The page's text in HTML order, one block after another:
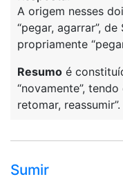
A origem nesses
“pegar, agarrar”, de
propriamente
Resumo é
“novamente”,
retomar, reassumir”.
Sumir